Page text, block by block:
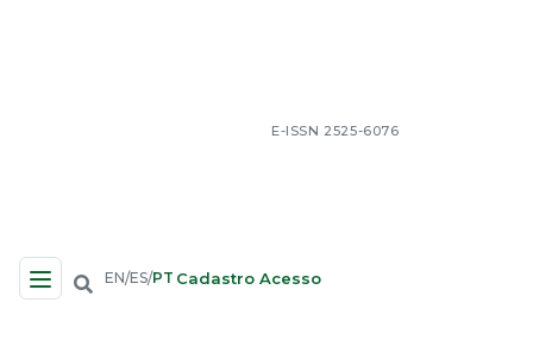
E-ISSN 2525-6076
Navegação no Site
EN/ES/PT Cadastro Acesso